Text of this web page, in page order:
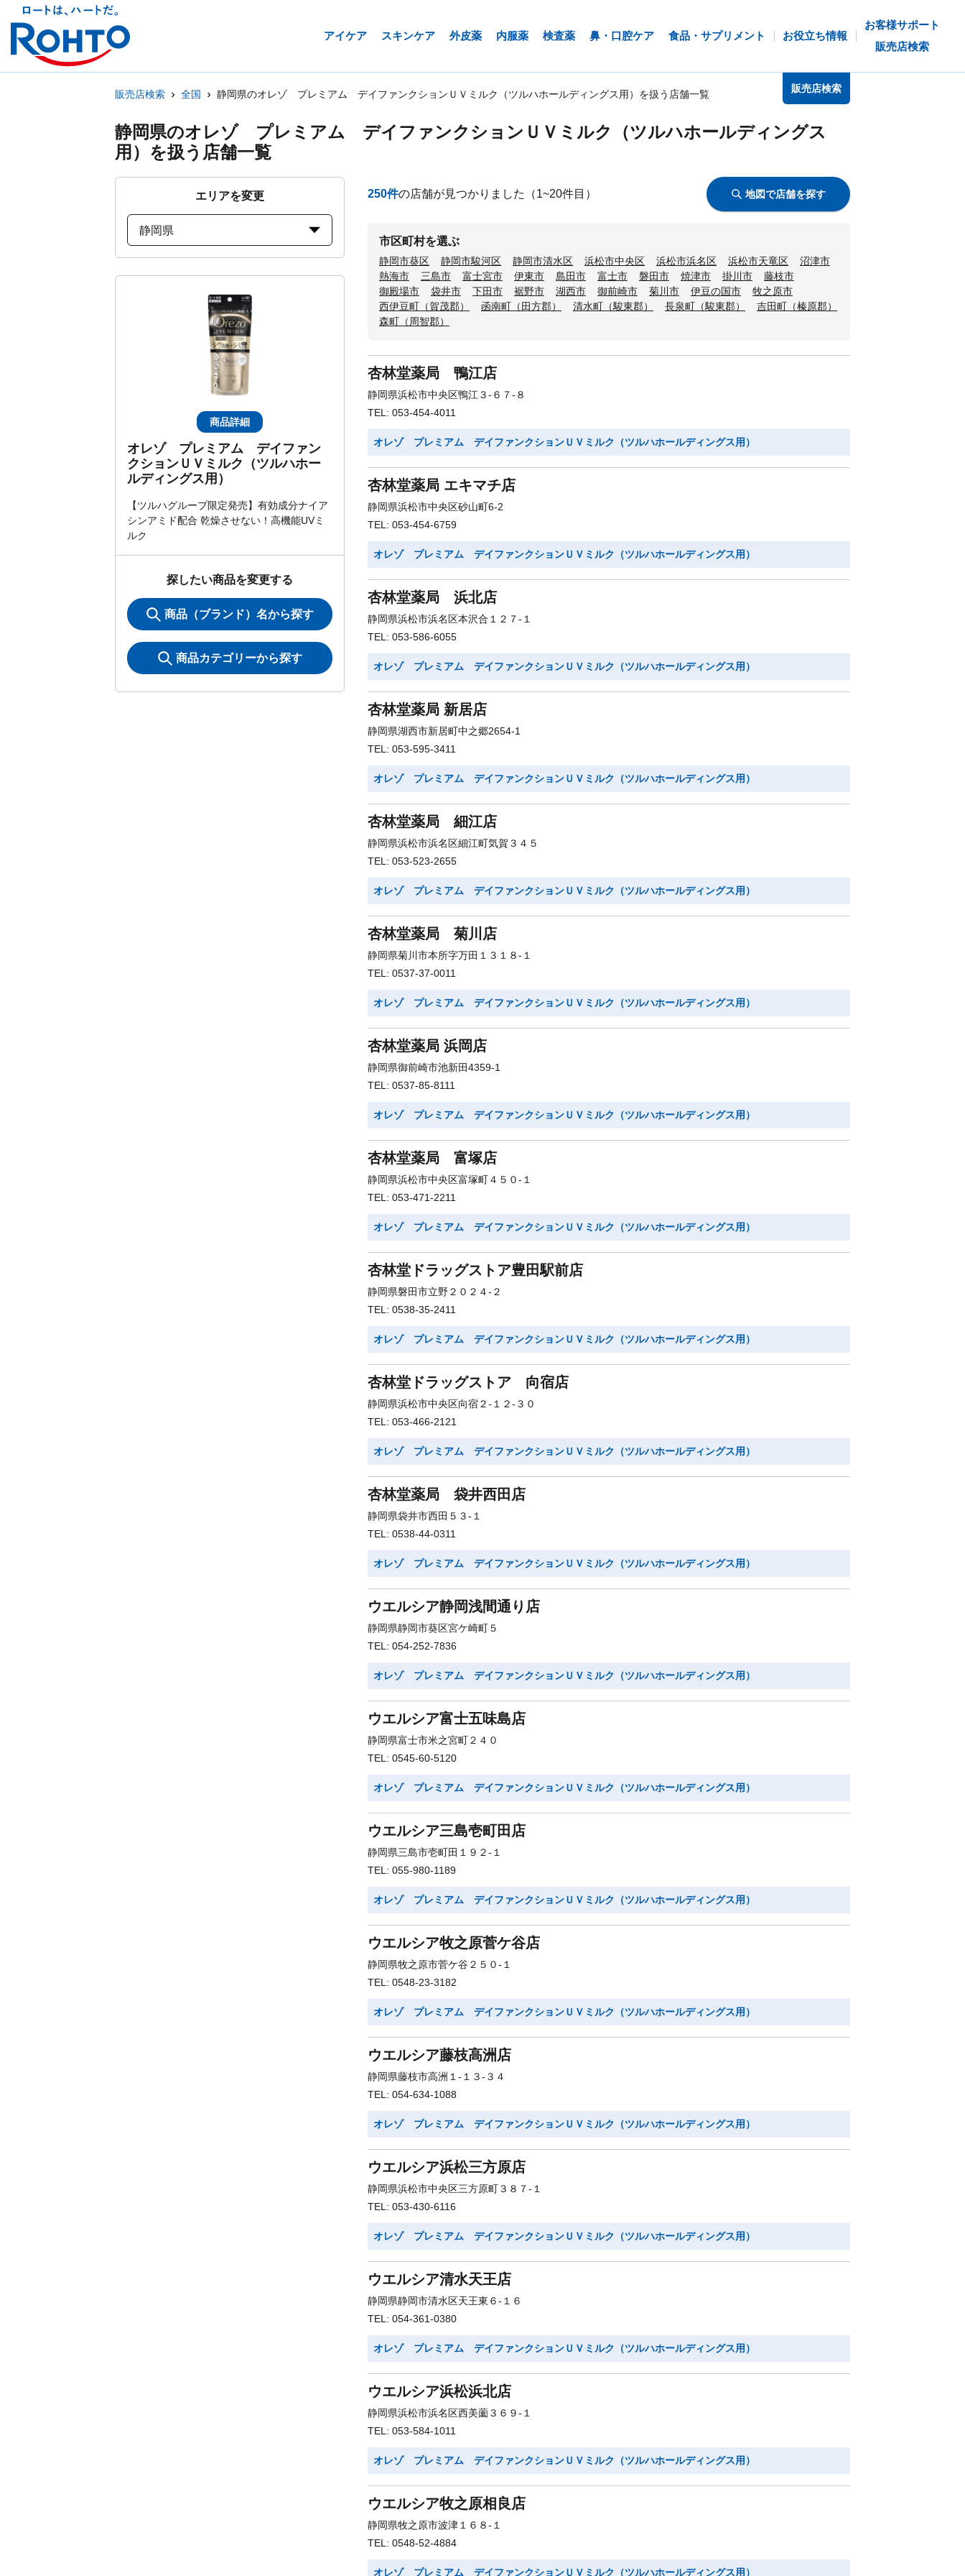
アイケア スキンケア 外皮薬 内服薬 検査薬 鼻・口腔ケア 食品・サプリメント お役立ち情報
お客様サポート
販売店検索
販売店検索 全国 静岡県のオレゾ プレミアム デイファンクションＵＶミルク（ツルハホールディングス用）を扱う店舗一覧 販売店検索
静岡県のオレゾ プレミアム デイファンクションＵＶミルク（ツルハホールディングス
用）を扱う店舗一覧
エリアを変更
静岡県
商品詳細
オレゾ プレミアム デイファン
クションＵＶミルク（ツルハホー
ルディングス用）
【ツルハグループ限定発売】有効成分ナイア
シンアミド配合 乾燥させない！高機能UVミ
ルク
探したい商品を変更する
商品（ブランド）名から探す
商品カテゴリーから探す
250件の店舗が見つかりました （1~20件目） 地図で店舗を探す
市区町村を選ぶ
静岡市葵区 静岡市駿河区 静岡市清水区 浜松市中央区 浜松市浜名区 浜松市天竜区
沼津市
熱海市
三島市 富士宮市 伊東市 島田市 富士市 磐田市 焼津市 掛川市
藤枝市
御殿場市
袋井市 下田市 裾野市 湖西市 御前崎市 菊川市 伊豆の国市
牧之原市
西伊豆町（賀茂郡）
函南町（田方郡） 清水町（駿東郡） 長泉町（駿東郡）
吉田町（榛原郡）
森町（周智郡）
杏林堂薬局 鴨江店
静岡県浜松市中央区鴨江３-６７-８
TEL: 053-454-4011
オレゾ プレミアム デイファンクションＵＶミルク（ツルハホールディングス用）
杏林堂薬局 エキマチ店
静岡県浜松市中央区砂山町6-2
TEL: 053-454-6759
オレゾ プレミアム デイファンクションＵＶミルク（ツルハホールディングス用）
杏林堂薬局 浜北店
静岡県浜松市浜名区本沢合１２７-１
TEL: 053-586-6055
オレゾ プレミアム デイファンクションＵＶミルク（ツルハホールディングス用）
杏林堂薬局 新居店
静岡県湖西市新居町中之郷2654-1
TEL: 053-595-3411
オレゾ プレミアム デイファンクションＵＶミルク（ツルハホールディングス用）
杏林堂薬局 細江店
静岡県浜松市浜名区細江町気賀３４５
TEL: 053-523-2655
オレゾ プレミアム デイファンクションＵＶミルク（ツルハホールディングス用）
杏林堂薬局 菊川店
静岡県菊川市本所字万田１３１８-１
TEL: 0537-37-0011
オレゾ プレミアム デイファンクションＵＶミルク（ツルハホールディングス用）
杏林堂薬局 浜岡店
静岡県御前崎市池新田4359-1
TEL: 0537-85-8111
オレゾ プレミアム デイファンクションＵＶミルク（ツルハホールディングス用）
杏林堂薬局 富塚店
静岡県浜松市中央区富塚町４５０-１
TEL: 053-471-2211
オレゾ プレミアム デイファンクションＵＶミルク（ツルハホールディングス用）
杏林堂ドラッグストア豊田駅前店
静岡県磐田市立野２０２４-２
TEL: 0538-35-2411
オレゾ プレミアム デイファンクションＵＶミルク（ツルハホールディングス用）
杏林堂ドラッグストア 向宿店
静岡県浜松市中央区向宿２-１２-３０
TEL: 053-466-2121
オレゾ プレミアム デイファンクションＵＶミルク（ツルハホールディングス用）
杏林堂薬局 袋井西田店
静岡県袋井市西田５３-１
TEL: 0538-44-0311
オレゾ プレミアム デイファンクションＵＶミルク（ツルハホールディングス用）
ウエルシア静岡浅間通り店
静岡県静岡市葵区宮ケ崎町５
TEL: 054-252-7836
オレゾ プレミアム デイファンクションＵＶミルク（ツルハホールディングス用）
ウエルシア富士五味島店
静岡県富士市米之宮町２４０
TEL: 0545-60-5120
オレゾ プレミアム デイファンクションＵＶミルク（ツルハホールディングス用）
ウエルシア三島壱町田店
静岡県三島市壱町田１９２-１
TEL: 055-980-1189
オレゾ プレミアム デイファンクションＵＶミルク（ツルハホールディングス用）
ウエルシア牧之原菅ケ谷店
静岡県牧之原市菅ケ谷２５０-１
TEL: 0548-23-3182
オレゾ プレミアム デイファンクションＵＶミルク（ツルハホールディングス用）
ウエルシア藤枝高洲店
静岡県藤枝市高洲１-１３-３４
TEL: 054-634-1088
オレゾ プレミアム デイファンクションＵＶミルク（ツルハホールディングス用）
ウエルシア浜松三方原店
静岡県浜松市中央区三方原町３８７-１
TEL: 053-430-6116
オレゾ プレミアム デイファンクションＵＶミルク（ツルハホールディングス用）
ウエルシア清水天王店
静岡県静岡市清水区天王東６-１６
TEL: 054-361-0380
オレゾ プレミアム デイファンクションＵＶミルク（ツルハホールディングス用）
ウエルシア浜松浜北店
静岡県浜松市浜名区西美薗３６９-１
TEL: 053-584-1011
オレゾ プレミアム デイファンクションＵＶミルク（ツルハホールディングス用）
ウエルシア牧之原相良店
静岡県牧之原市波津１６８-１
TEL: 0548-52-4884
オレゾ プレミアム デイファンクションＵＶミルク（ツルハホールディングス用）